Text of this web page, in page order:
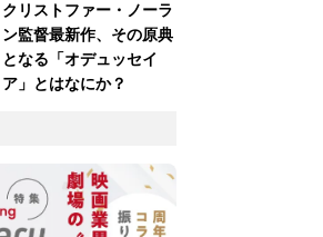
クリストファー・ノーラ
ン監督最新作、その原典
となる「オデュッセイ
ア」とはなにか？